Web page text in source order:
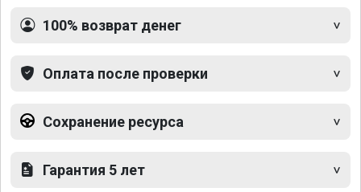
100% возврат денег
Оплата после проверки
Сохранение ресурса
Гарантия 5 лет